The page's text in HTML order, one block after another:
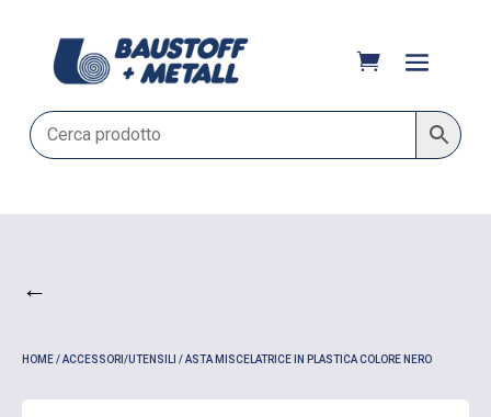
←
HOME/ACCESSORI/UTENSILI / ASTA MISCELATRICE IN PLASTICA COLORE NERO